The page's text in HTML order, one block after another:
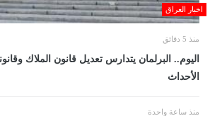
اخبار العراق
منذ 5 دقائق
اليوم.. البرلمان يتدارس تعديل قانون الملاك
الأحداث
منذ ساعة واحدة